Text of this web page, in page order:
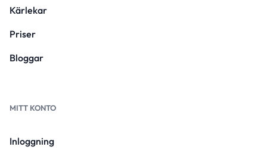
Kärlekar
Priser
Bloggar
MITT KONTO
Inloggning